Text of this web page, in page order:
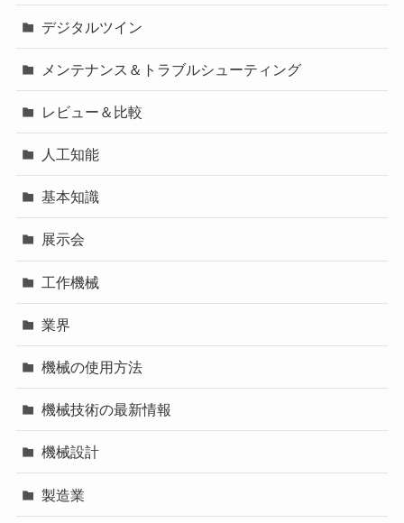
デジタルツイン
メンテナンス＆トラブルシューティング
レビュー＆比較
人工知能
基本知識
展示会
工作機械
業界
機械の使用方法
機械技術の最新情報
機械設計
製造業